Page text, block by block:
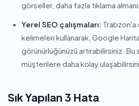
görseller, daha fazla tıklama
Yerel SEO çalışmaları: Trabzon'a
kelimeleri kullanarak, Google
görünürlüğünüzü artırabilirsiniz.
müşterilere daha kolay
Sık Yapılan 3 Hata